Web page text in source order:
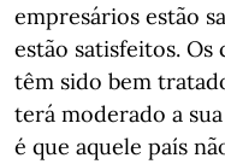
empresários estão
estão satisfeitos. Os
têm sido bem
terá moderado a
é que aquele país